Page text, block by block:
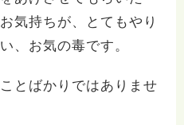
気持ちが、とてもやり
、お気の毒です。
とばかりではありませ